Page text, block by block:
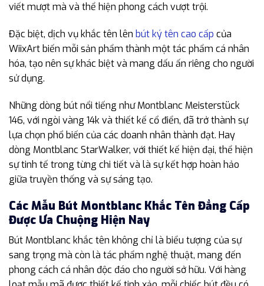
viết mượt mà và thể hiện phong cách vượt trội.
Đặc biệt, dịch vụ khắc tên lên bút ký tên cao cấp của
WiixArt biến mỗi sản phẩm thành một tác phẩm cá nhân
hóa, tạo nên sự khác biệt và mang dấu ấn riêng cho người
sử dụng.
Những dòng bút nổi tiếng như Montblanc Meisterstück
146, với ngòi vàng 14k và thiết kế cổ điển, đã trở thành sự
lựa chọn phổ biến của các doanh nhân thành đạt. Hay
dòng Montblanc StarWalker, với thiết kế hiện đại, thể hiện
sự tinh tế trong từng chi tiết và là sự kết hợp hoàn hảo
giữa truyền thống và sự sáng tạo.
Các Mẫu Bút Montblanc Khắc Tên Đẳng Cấp
Được Ưa Chuộng Hiện Nay
Bút Montblanc khắc tên không chỉ là biểu tượng của sự
sang trọng mà còn là tác phẩm nghệ thuật, mang đến
phong cách cá nhân độc đáo cho người sở hữu. Với hàng